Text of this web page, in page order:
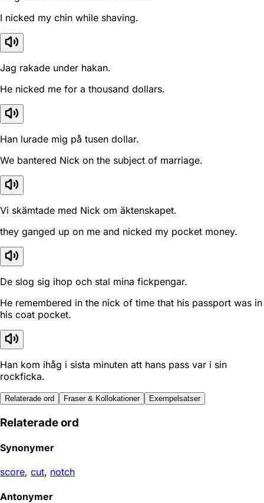
I nicked my chin while shaving.
Jag rakade under hakan.
He nicked me for a thousand dollars.
Han lurade mig på tusen dollar.
We bantered Nick on the subject of marriage.
Vi skämtade med Nick om äktenskapet.
they ganged up on me and nicked my pocket money.
De slog sig ihop och stal mina fickpengar.
He remembered in the nick of time that his passport was in
his coat pocket.
Han kom ihåg i sista minuten att hans pass var i sin
rockficka.
Relaterade ord Fraser & Kollokationer Exempelsatser
Relaterade ord
Synonymer
score, cut, notch
Antonymer